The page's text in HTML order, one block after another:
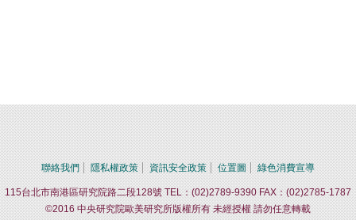
聯絡我們 隱私權政策 資訊安全政策 位置圖 綠色消費宣導
115台北市南港區研究院路二段128號 TEL：(02)2789-9390 FAX：(02)2785-1787
©2016 中央研究院歐美研究所版權所有 未經授權 請勿任意轉載